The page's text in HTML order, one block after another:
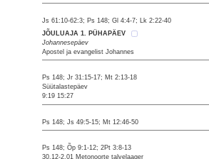
Js 61:10-62:3; Ps 148; Gl 4:4-7; Lk 2:22-40
JÕULUAJA 1. PÜHAPÄEV
Johannesepäev
Apostel ja evangelist Johannes
Ps 148; Jr 31:15-17; Mt 2:13-18
Süütalastepäev
9:19 15:27
Ps 148; Js 49:5-15; Mt 12:46-50
Ps 148; Õp 9:1-12; 2Pt 3:8-13
30.12-2.01 Metonoorte talvelaager